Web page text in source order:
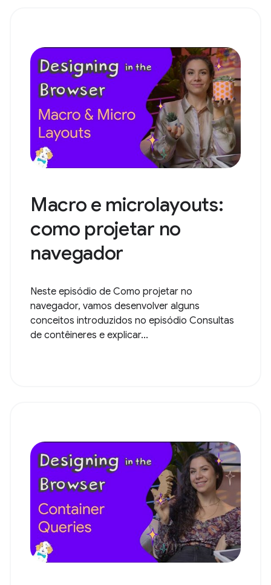
Macro e microlayouts:
como projetar no
navegador
Neste episódio de Como projetar no
navegador, vamos desenvolver alguns
conceitos introduzidos no episódio Consultas
de contêineres e explicar...